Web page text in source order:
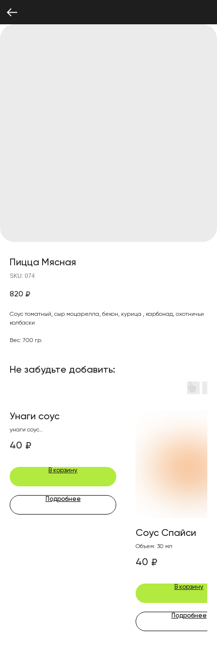
Пицца Мясная
SKU: 074
820 ₽
Соус томатный, сыр моцарелла, бекон, курица , карбонад, охотничьи
колбаски
Вес: 700 гр.
Не забудьте добавить:
Унаги соус
унаги соус
30мл
40 ₽
В корзину
Подробнее
Соус Спайси
Объем: 30 мл
40 ₽
В корзину
Подробнее